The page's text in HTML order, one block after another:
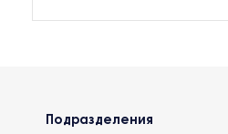
Подразделения